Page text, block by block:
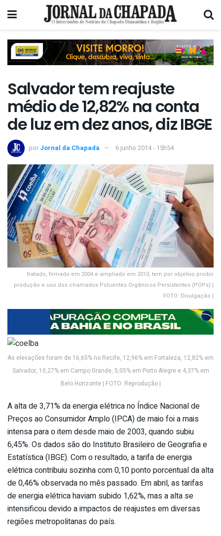
Salvador tem reajuste
médio de 12,82% na conta
de luz em dez anos, diz IBGE
por Jornal da Chapada 6 junho 2014 - 15h54
tratado, firmado em 2004 e ampliado em 2010, tem por objetivo proibir
produção e uso dos chamados Poluentes Orgânicos Persistentes (POPs) |
FOTO: Divulgação |
As elevações foram de 16,65% no Recife, 12,96% em Fortaleza, 12,82% em
Salvador, 10,27% em Campo Grande, 5,05% em Porto Alegre e 4,37% em
Belo Horizonte | FOTO: Reprodução |
A alta de 3,71% da energia elétrica no Índice Nacional de
Preços ao Consumidor Amplo (IPCA) de maio foi a mais
intensa para o item desde maio de 2003, quando subiu
6,45%. Os dados são do Instituto Brasileiro de Geografia e
Estatística (IBGE). Com o resultado, a tarifa de energia
elétrica contribuiu sozinha com 0,10 ponto porcentual da alta
de 0,46% observada no mês passado. Em abril, as tarifas
de energia elétrica haviam subido 1,62%, mas a alta se
intensificou devido a impactos de reajustes em diversas
regiões metropolitanas do país.